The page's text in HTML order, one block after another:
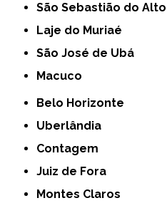
São Sebastião do Alto
Laje do Muriaé
São José de Ubá
Macuco
Belo Horizonte
Uberlândia
Contagem
Juiz de Fora
Montes Claros